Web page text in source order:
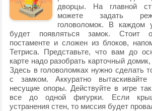
дворцы. На главной
можете задать
головоломок. В каждом
будет появляться замок. Стоит
постаменте и сложен из блоков,
Тетриса. Представьте, что вам до
карте надо разобрать карточный
Здесь в головоломках нужно сделать
с замком. Аккуратно вытаскивайте
несущие опоры. Действуйте в игре
все до одной фигурки. Если
устранения стен, то миссия будет